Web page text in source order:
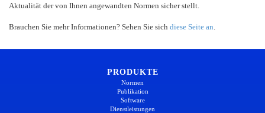
Aktualität der von Ihnen angewandten Normen sicher stellt.
Brauchen Sie mehr Informationen? Sehen Sie sich diese Seite an
PRODUKTE
Normen
Publikation
Software
Dienstleistungen